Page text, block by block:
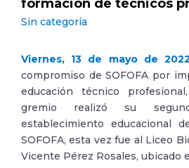
formación de técnicos
Sin categoría
Viernes, 13 de mayo de
compromiso de SOFOFA por
educación técnico
gremio realizó su
establecimiento educacional
SOFOFA, esta vez fue al Liceo
Vicente Pérez Rosales, ubicado